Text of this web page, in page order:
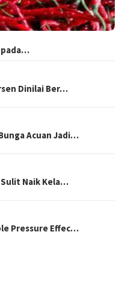
pada…
Dinilai Ber…
Acuan Jadi…
Sulit Naik Kela…
Pressure Effec…